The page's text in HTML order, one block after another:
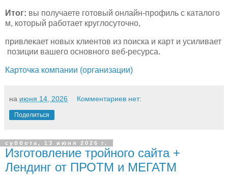
Итог: вы получаете готовый онлайн‑профиль с каталого
м, который работает круглосуточно,
привлекает новых клиентов из поиска и карт и усиливает
позиции вашего основного веб‑ресурса.
Карточка компании (организации)
на июня 14, 2026 Комментариев нет:
Поделиться
суббота, 13 июня 2026 г.
Изготовление тройного сайта +
Лендинг от ПРОТМ и МЕГАТМ